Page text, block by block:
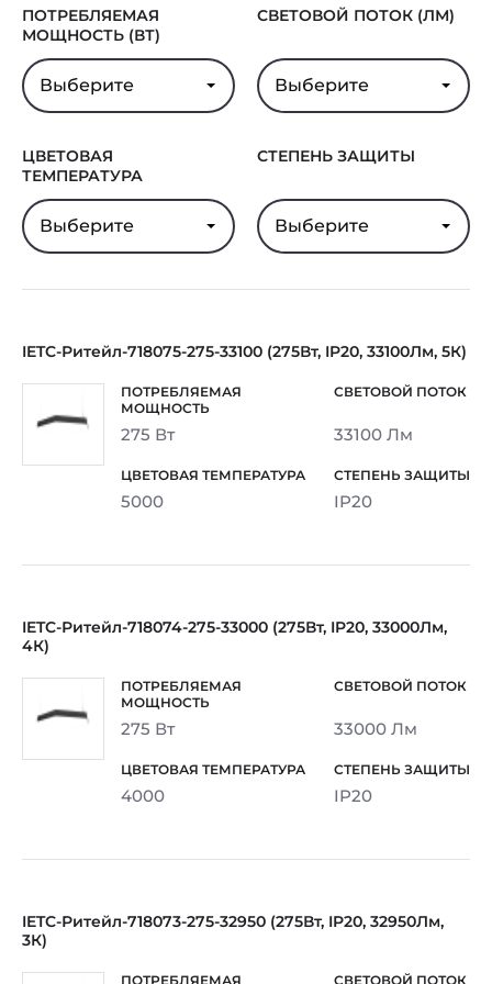
ПОТРЕБЛЯЕМАЯ
МОЩНОСТЬ (ВТ)
Выберите
СВЕТОВОЙ ПОТОК (ЛМ)
Выберите
ЦВЕТОВАЯ
ТЕМПЕРАТУРА
Выберите
СТЕПЕНЬ ЗАЩИТЫ
Выберите
IETC-Ритейл-718075-275-33100 (275Вт, IP20, 33100Лм, 5К)
275 Вт 33100 Лм
5000 IP20
IETC-Ритейл-718074-275-33000 (275Вт, IP20, 33000Лм,
4К)
275 Вт 33000 Лм
4000 IP20
IETC-Ритейл-718073-275-32950 (275Вт, IP20, 32950Лм,
3К)